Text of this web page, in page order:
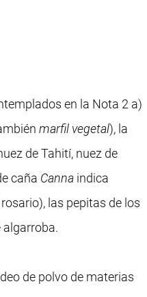
en la Nota 2 a)
marfil vegetal), la
de Tahití, nuez de
caña Canna indica
las pepitas de los
algarroba.
de polvo de materias